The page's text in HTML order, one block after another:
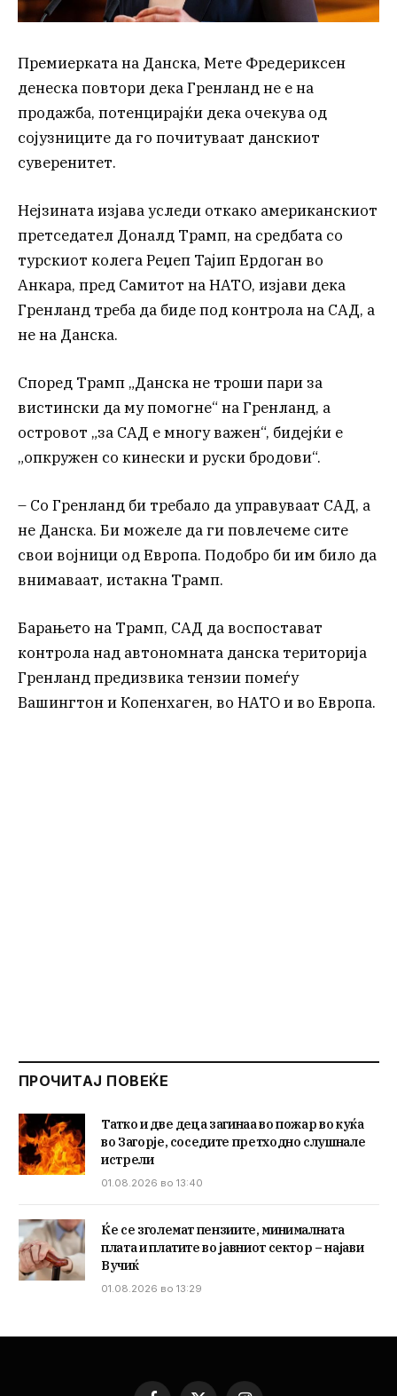
Премиерката на Данска, Мете Фредериксен
денеска повтори дека Гренланд не е на
продажба, потенцирајќи дека очекува од
сојузниците да го почитуваат данскиот
суверенитет.
Нејзината изјава уследи откако американскиот
претседател Доналд Трамп, на средбата со
турскиот колега Реџеп Тајип Ердоган во
Анкара, пред Самитот на НАТО, изјави дека
Гренланд треба да биде под контрола на САД, а
не на Данска.
Според Трамп „Данска не троши пари за
вистински да му помогне“ на Гренланд, а
островот „за САД е многу важен“, бидејќи е
„опкружен со кинески и руски бродови“.
– Со Гренланд би требало да управуваат САД, а
не Данска. Би можеле да ги повлечеме сите
свои војници од Европа. Подобро би им било да
внимаваат, истакна Трамп.
Барањето на Трамп, САД да воспостават
контрола над автономната данска територија
Гренланд предизвика тензии помеѓу
Вашингтон и Копенхаген, во НАТО и во Европа.
ПРОЧИТАЈ ПОВЕЌЕ
Татко и две деца загинаа во пожар во куќа
во Загорје, соседите претходно слушнале
истрели
01.08.2026 во 13:40
Ќе се зголемат пензиите, минималната
плата и платите во јавниот сектор – најави
Вучиќ
01.08.2026 во 13:29